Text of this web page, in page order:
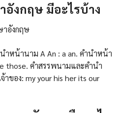
งกฤษ มีอะไรบ้าง
าอังกฤษ
หน้านาม A An : a an. คำนำหน้า
those. คำสรรพนามและคำนำ
ของ: my your his her its our